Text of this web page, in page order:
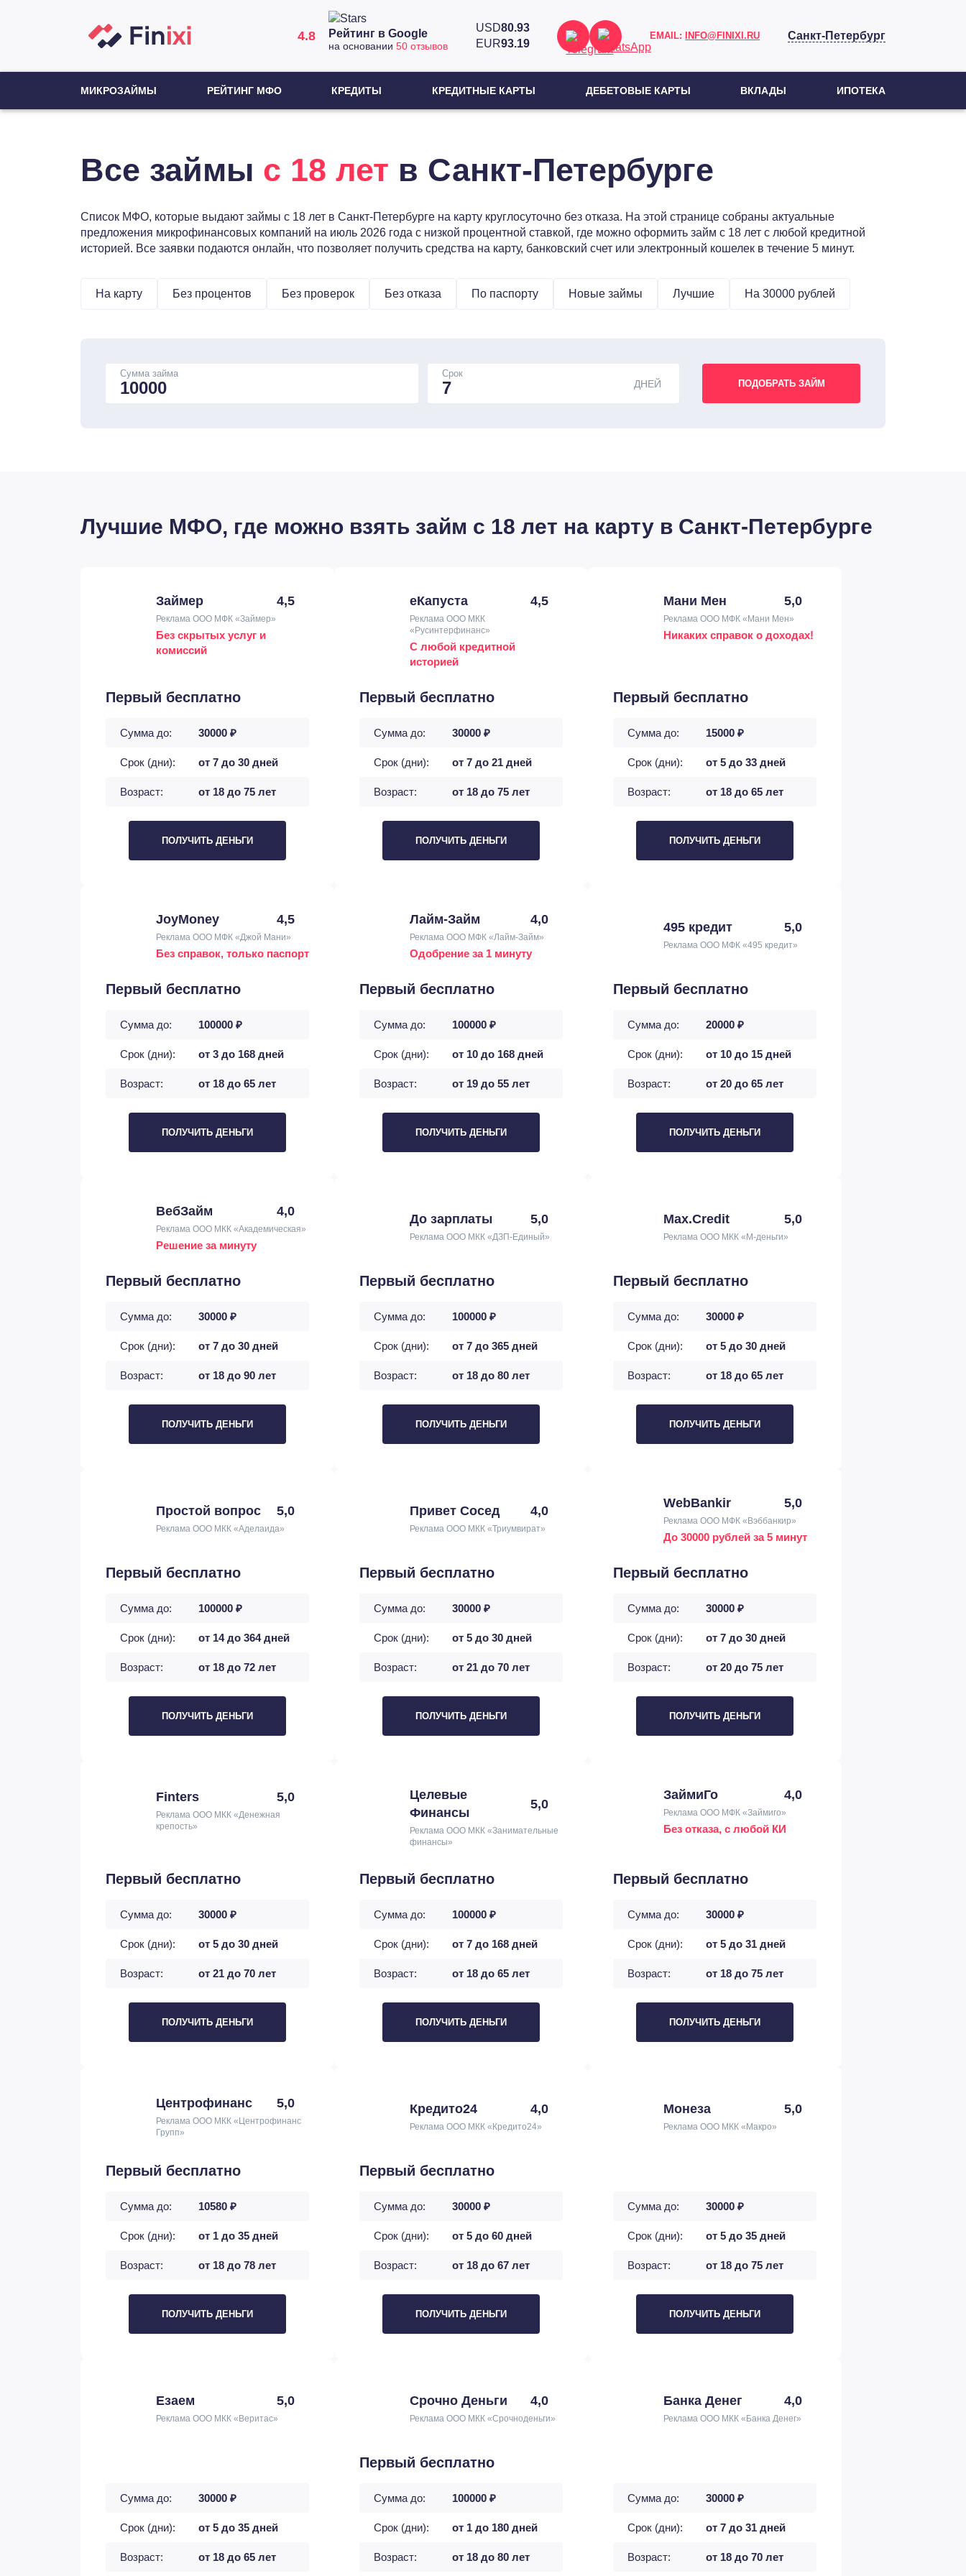
4.8 Рейтинг в Google
на основании 50 отзывов
USD80.93
EUR93.19
EMAIL: INFO@FINIXI.RU Санкт-Петербург
МИКРОЗАЙМЫ РЕЙТИНГ МФО КРЕДИТЫ КРЕДИТНЫЕ КАРТЫ ДЕБЕТОВЫЕ КАРТЫ ВКЛАДЫ ИПОТЕКА
Все займы с 18 лет в Санкт-Петербурге
Список МФО, которые выдают займы с 18 лет в Санкт-Петербурге на карту круглосуточно без отказа. На этой странице собраны актуальные
предложения микрофинансовых компаний на июль 2026 года с низкой процентной ставкой, где можно оформить займ с 18 лет с любой кредитной
историей. Все заявки подаются онлайн, что позволяет получить средства на карту, банковский счет или электронный кошелек в течение 5 минут.
На карту Без процентов Без проверок Без отказа По паспорту Новые займы Лучшие На 30000 рублей
Сумма займа
Срок
ДНЕЙ
Лучшие МФО, где можно взять займ с 18 лет на карту в Санкт-Петербурге
Займер 4,5
Реклама ООО МФК «Займер»
Без скрытых услуг и
комиссий
Первый бесплатно
Сумма до: 30000 ₽
Срок (дни): от 7 до 30 дней
Возраст: от 18 до 75 лет
ПОЛУЧИТЬ ДЕНЬГИ
еКапуста 4,5
Реклама ООО МКК
«Русинтерфинанс»
С любой кредитной
историей
Первый бесплатно
Сумма до: 30000 ₽
Срок (дни): от 7 до 21 дней
Возраст: от 18 до 75 лет
ПОЛУЧИТЬ ДЕНЬГИ
Мани Мен 5,0
Реклама ООО МФК «Мани Мен»
Никаких справок о доходах!
Первый бесплатно
Сумма до: 15000 ₽
Срок (дни): от 5 до 33 дней
Возраст: от 18 до 65 лет
ПОЛУЧИТЬ ДЕНЬГИ
JoyMoney 4,5
Реклама ООО МФК «Джой Мани»
Без справок, только паспорт
Первый бесплатно
Сумма до: 100000 ₽
Срок (дни): от 3 до 168 дней
Возраст: от 18 до 65 лет
ПОЛУЧИТЬ ДЕНЬГИ
Лайм-Займ 4,0
Реклама ООО МФК «Лайм-Займ»
Одобрение за 1 минуту
Первый бесплатно
Сумма до: 100000 ₽
Срок (дни): от 10 до 168 дней
Возраст: от 19 до 55 лет
ПОЛУЧИТЬ ДЕНЬГИ
495 кредит 5,0
Реклама ООО МФК «495 кредит»
Первый бесплатно
Сумма до: 20000 ₽
Срок (дни): от 10 до 15 дней
Возраст: от 20 до 65 лет
ПОЛУЧИТЬ ДЕНЬГИ
ВебЗайм 4,0
Реклама ООО МКК «Академическая»
Решение за минуту
Первый бесплатно
Сумма до: 30000 ₽
Срок (дни): от 7 до 30 дней
Возраст: от 18 до 90 лет
ПОЛУЧИТЬ ДЕНЬГИ
До зарплаты 5,0
Реклама ООО МКК «ДЗП-Единый»
Первый бесплатно
Сумма до: 100000 ₽
Срок (дни): от 7 до 365 дней
Возраст: от 18 до 80 лет
ПОЛУЧИТЬ ДЕНЬГИ
Max.Credit 5,0
Реклама ООО МКК «М-деньги»
Первый бесплатно
Сумма до: 30000 ₽
Срок (дни): от 5 до 30 дней
Возраст: от 18 до 65 лет
ПОЛУЧИТЬ ДЕНЬГИ
Простой вопрос 5,0
Реклама ООО МКК «Аделаида»
Первый бесплатно
Сумма до: 100000 ₽
Срок (дни): от 14 до 364 дней
Возраст: от 18 до 72 лет
ПОЛУЧИТЬ ДЕНЬГИ
Привет Сосед 4,0
Реклама ООО МКК «Триумвират»
Первый бесплатно
Сумма до: 30000 ₽
Срок (дни): от 5 до 30 дней
Возраст: от 21 до 70 лет
ПОЛУЧИТЬ ДЕНЬГИ
WebBankir 5,0
Реклама ООО МФК «Вэббанкир»
До 30000 рублей за 5 минут
Первый бесплатно
Сумма до: 30000 ₽
Срок (дни): от 7 до 30 дней
Возраст: от 20 до 75 лет
ПОЛУЧИТЬ ДЕНЬГИ
Finters 5,0
Реклама ООО МКК «Денежная
крепость»
Первый бесплатно
Сумма до: 30000 ₽
Срок (дни): от 5 до 30 дней
Возраст: от 21 до 70 лет
ПОЛУЧИТЬ ДЕНЬГИ
Целевые
Финансы
5,0
Реклама ООО МКК «Занимательные
финансы»
Первый бесплатно
Сумма до: 100000 ₽
Срок (дни): от 7 до 168 дней
Возраст: от 18 до 65 лет
ПОЛУЧИТЬ ДЕНЬГИ
ЗаймиГо 4,0
Реклама ООО МФК «Займиго»
Без отказа, с любой КИ
Первый бесплатно
Сумма до: 30000 ₽
Срок (дни): от 5 до 31 дней
Возраст: от 18 до 75 лет
ПОЛУЧИТЬ ДЕНЬГИ
Центрофинанс 5,0
Реклама ООО МКК «Центрофинанс
Групп»
Первый бесплатно
Сумма до: 10580 ₽
Срок (дни): от 1 до 35 дней
Возраст: от 18 до 78 лет
ПОЛУЧИТЬ ДЕНЬГИ
Кредито24 4,0
Реклама ООО МКК «Кредито24»
Первый бесплатно
Сумма до: 30000 ₽
Срок (дни): от 5 до 60 дней
Возраст: от 18 до 67 лет
ПОЛУЧИТЬ ДЕНЬГИ
Монеза 5,0
Реклама ООО МКК «Макро»
Сумма до: 30000 ₽
Срок (дни): от 5 до 35 дней
Возраст: от 18 до 75 лет
ПОЛУЧИТЬ ДЕНЬГИ
Езаем 5,0
Реклама ООО МКК «Веритас»
Сумма до: 30000 ₽
Срок (дни): от 5 до 35 дней
Возраст: от 18 до 65 лет
Срочно Деньги 4,0
Реклама ООО МКК «Срочноденьги»
Первый бесплатно
Сумма до: 100000 ₽
Срок (дни): от 1 до 180 дней
Возраст: от 18 до 80 лет
Банка Денег 4,0
Реклама ООО МКК «Банка Денег»
Сумма до: 30000 ₽
Срок (дни): от 7 до 31 дней
Возраст: от 18 до 70 лет